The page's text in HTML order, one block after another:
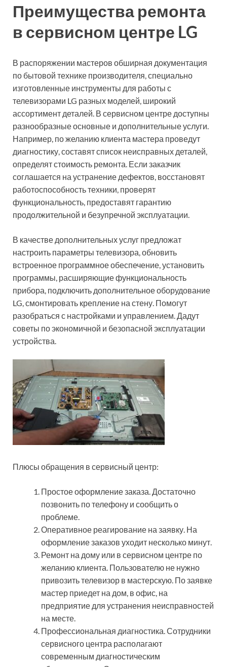
Преимущества ремонта
в сервисном центре LG
В распоряжении мастеров обширная документация
по бытовой технике производителя, специально
изготовленные инструменты для работы с
телевизорами LG разных моделей, широкий
ассортимент деталей. В сервисном центре доступны
разнообразные основные и дополнительные услуги.
Например, по желанию клиента мастера проведут
диагностику, составят список неисправных деталей,
определят стоимость ремонта. Если заказчик
соглашается на устранение дефектов, восстановят
работоспособность техники, проверят
функциональность, предоставят гарантию
продолжительной и безупречной эксплуатации.
В качестве дополнительных услуг предложат
настроить параметры телевизора, обновить
встроенное программное обеспечение, установить
программы, расширяющие функциональность
прибора, подключить дополнительное оборудование
LG, смонтировать крепление на стену. Помогут
разобраться с настройками и управлением. Дадут
советы по экономичной и безопасной эксплуатации
устройства.
Плюсы обращения в сервисный центр:
Простое оформление заказа. Достаточно
позвонить по телефону и сообщить о
проблеме.
Оперативное реагирование на заявку. На
оформление заказов уходит несколько минут.
Ремонт на дому или в сервисном центре по
желанию клиента. Пользователю не нужно
привозить телевизор в мастерскую. По заявке
мастер приедет на дом, в офис, на
предприятие для устранения неисправностей
на месте.
Профессиональная диагностика. Сотрудники
сервисного центра располагают
современным диагностическим